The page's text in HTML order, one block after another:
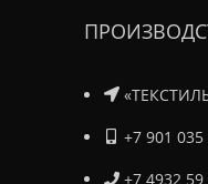
+7 901 035
+7 4932 59